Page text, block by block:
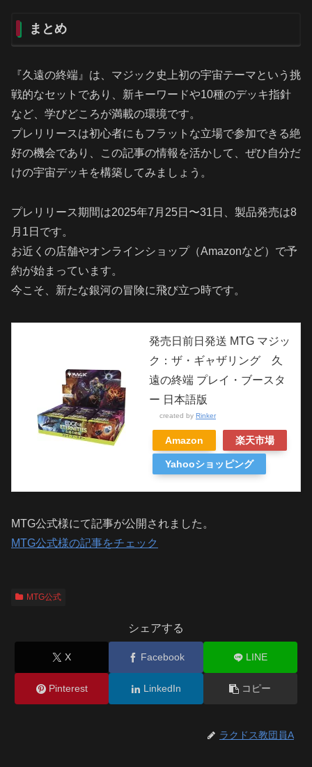
まとめ
『久遠の終端』は、マジック史上初の宇宙テーマという挑
戦的なセットであり、新キーワードや10種のデッキ指針
など、学びどころが満載の環境です。
プレリリースは初心者にもフラットな立場で参加できる絶
好の機会であり、この記事の情報を活かして、ぜひ自分だ
けの宇宙デッキを構築してみましょう。
プレリリース期間は2025年7月25日〜31日、製品発売は8
月1日です。
お近くの店舗やオンラインショップ（Amazonなど）で予
約が始まっています。
今こそ、新たな銀河の冒険に飛び立つ時です。
発売日前日発送 MTG マジッ
ク：ザ・ギャザリング 久
遠の終端 プレイ・ブースタ
ー 日本語版
created by Rinker
Amazon 楽天市場
Yahooショッピング
MTG公式様にて記事が公開されました。
MTG公式様の記事をチェック
MTG公式
シェアする
X Facebook LINE
Pinterest LinkedIn コピー
ラクドス教団員A